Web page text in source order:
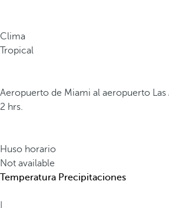
Clima
Tropical
Aeropuerto de Miami al aeropuerto Las
2 hrs.
Huso horario
Not available
Temperatura Precipitaciones